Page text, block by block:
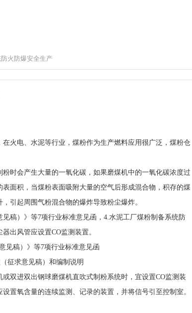
火防爆安全生产
火电、水泥等行业，煤粉作为生产燃料应用很广泛，煤粉仓
时会产生大量的一氧化碳，如果磨煤机中的一氧化碳浓度过
面积，当煤粉表面吸附大量的空气后形成混合物，积存的煤
引起周围气粉混合物的爆炸导致粉尘爆炸。
稿）》等7项行业标准意见函，4.水泥工厂煤粉制备系统防
出风管应设置CO监测装置。
双进双出钢球磨煤机直吹式制粉系统时，宜设置CO监测装
置氧含量的连续监测、记录的装置，并将信号引至控制室。